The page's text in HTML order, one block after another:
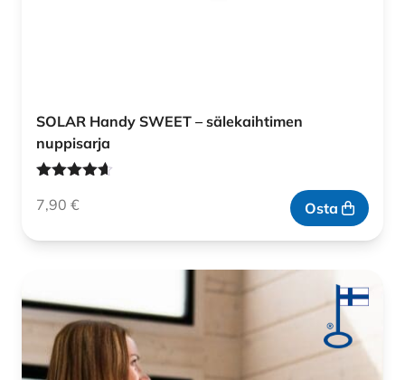
SOLAR Handy SWEET – sälekaihtimen
nuppisarja
tuotteesta:
7,90 € Osta